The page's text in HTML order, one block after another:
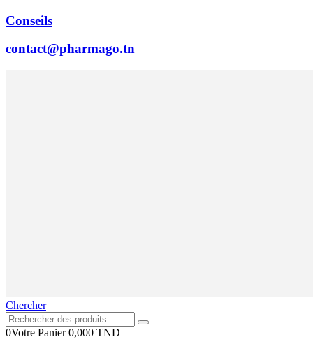
Conseils
contact@pharmago.tn
Chercher
0Votre Panier0,000 TND